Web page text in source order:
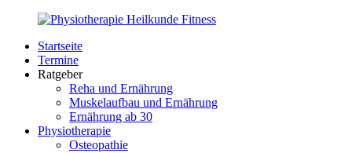
Zurück
Inhalt
PhysioMed-
Fit.de
Gesundheit
Startseite
Termine
Ratgeber
Reha und Ernährung
Muskelaufbau und Ernährung
Ernährung ab 30
Physiotherapie
Osteopathie